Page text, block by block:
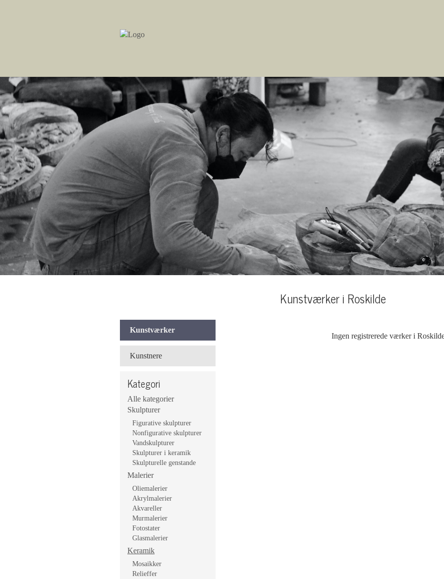
Kunstværker i Roskilde
Kunstværker
Kunstnere
Kategori
Alle kategorier
Skulpturer
Figurative skulpturer
Nonfigurative skulpturer
Vandskulpturer
Skulpturer i keramik
Skulpturelle genstande
Malerier
Oliemalerier
Akrylmalerier
Akvareller
Murmalerier
Fotostater
Glasmalerier
Keramik
Mosaikker
Relieffer
Ingen registrerede værker i